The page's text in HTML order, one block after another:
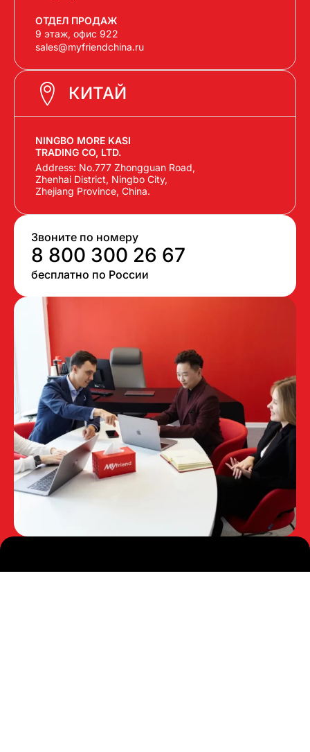
ОТДЕЛ ПРОДАЖ
9 этаж, офис 922
sales@myfriendchina.ru
КИТАЙ
NINGBO MORE KASI
TRADING CO, LTD.
Address: No.777 Zhongguan Road,
Zhenhai District, Ningbo City,
Zhejiang Province, China.
Звоните по номеру
8 800 300 26 67
бесплатно по России